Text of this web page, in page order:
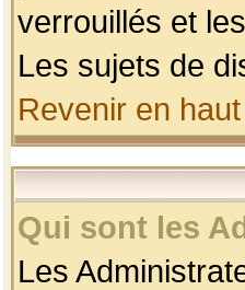
verrouillés et
Les sujets de
Revenir en
Qui sont les
Les